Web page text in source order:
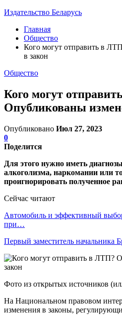
Издательство Беларусь
Главная
Общество
Кого могут отправить в
в закон
Общество
Кого могут
Опубликованы
Опубликовано Июл 27, 2023
0
Поделится
Для этого нужно иметь
алкоголизма, наркомании или
проигнорировать полученное
Сейчас читают
Автомобиль и эффективный
при…
Первый заместитель начальника
Фото из открытых источников
На Национальном правовом
изменения в законы,